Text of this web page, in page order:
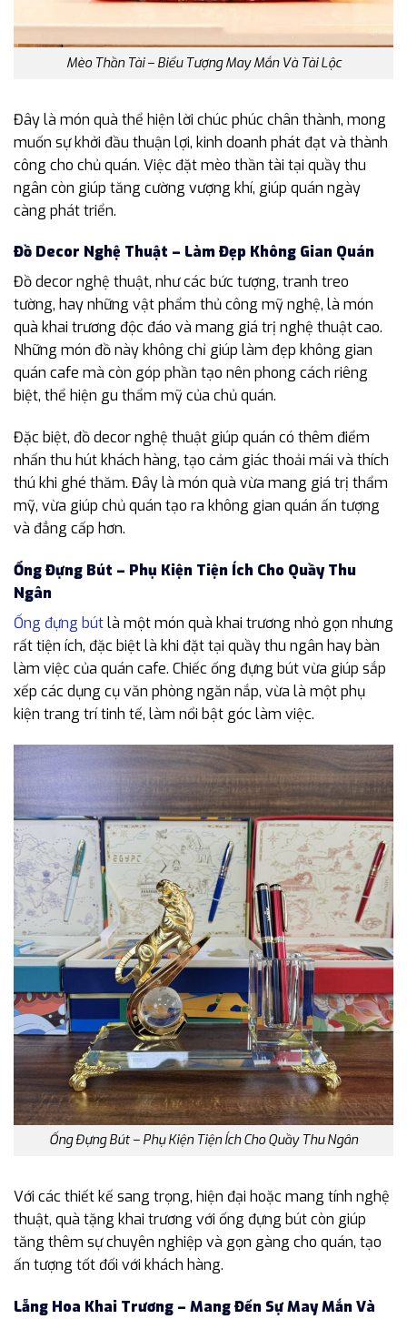
Mèo Thần Tài – Biểu Tượng May Mắn Và Tài Lộc
Đây là món quà thể hiện lời chúc phúc chân thành, mong
muốn sự khởi đầu thuận lợi, kinh doanh phát đạt và thành
công cho chủ quán. Việc đặt mèo thần tài tại quầy thu
ngân còn giúp tăng cường vượng khí, giúp quán ngày
càng phát triển.
Đồ Decor Nghệ Thuật – Làm Đẹp Không Gian Quán
Đồ decor nghệ thuật, như các bức tượng, tranh treo
tường, hay những vật phẩm thủ công mỹ nghệ, là món
quà khai trương độc đáo và mang giá trị nghệ thuật cao.
Những món đồ này không chỉ giúp làm đẹp không gian
quán cafe mà còn góp phần tạo nên phong cách riêng
biệt, thể hiện gu thẩm mỹ của chủ quán.
Đặc biệt, đồ decor nghệ thuật giúp quán có thêm điểm
nhấn thu hút khách hàng, tạo cảm giác thoải mái và thích
thú khi ghé thăm. Đây là món quà vừa mang giá trị thẩm
mỹ, vừa giúp chủ quán tạo ra không gian quán ấn tượng
và đẳng cấp hơn.
Ống Đựng Bút – Phụ Kiện Tiện Ích Cho Quầy Thu
Ngân
Ống đựng bútlà một món quà khai trương nhỏ gọn nhưng
rất tiện ích, đặc biệt là khi đặt tại quầy thu ngân hay bàn
làm việc của quán cafe. Chiếc ống đựng bút vừa giúp sắp
xếp các dụng cụ văn phòng ngăn nắp, vừa là một phụ
kiện trang trí tinh tế, làm nổi bật góc làm việc.
Ống Đựng Bút – Phụ Kiện Tiện Ích Cho Quầy Thu Ngân
Với các thiết kế sang trọng, hiện đại hoặc mang tính nghệ
thuật, quà tặng khai trương với ống đựng bút còn giúp
tăng thêm sự chuyên nghiệp và gọn gàng cho quán, tạo
ấn tượng tốt đối với khách hàng.
Lẵng Hoa Khai Trương – Mang Đến Sự May Mắn Và